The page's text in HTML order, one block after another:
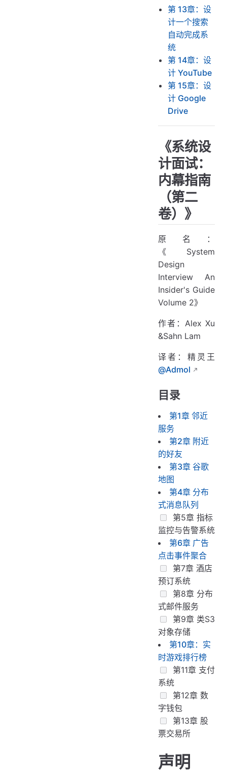
第 13章：设
计一个搜索
自动完成系
统
第 14章：设
计 YouTube
第 15章：设
计 Google
Drive
《系统设
计面试：
内幕指南
（第二
卷）》
原名：
《System
Design
Interview An
Insider's Guide
Volume 2》
作者：Alex Xu
&Sahn Lam
译者：精灵王
@Admol
目录
第1章 邻近
服务
第2章 附近
的好友
第3章 谷歌
地图
第4章 分布
式消息队列
第5章 指标
监控与告警系统
第6章 广告
点击事件聚合
第7章 酒店
预订系统
第8章 分布
式邮件服务
第9章 类S3
对象存储
第10章：实
时游戏排行榜
第11章 支付
系统
第12章 数
字钱包
第13章 股
票交易所
声明